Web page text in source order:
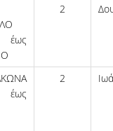
ΣΠΟΥΔΕΣ
ΣΠΟΥΔΩΝ
ΚΑΙ ΚΑΤΕΥΘΥΝΣΕΙΣ
ΠΡΟΓΡΑΜΜΑΤΟΣ
2
2